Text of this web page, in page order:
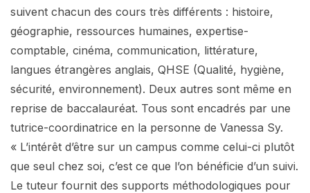
suivent chacun des cours très différents : histoire,
géographie, ressources humaines, expertise-
comptable, cinéma, communication, littérature,
langues étrangères anglais, QHSE (Qualité, hygiène,
sécurité, environnement). Deux autres sont même en
reprise de baccalauréat. Tous sont encadrés par une
tutrice-coordinatrice en la personne de Vanessa Sy.
« L’intérêt d’être sur un campus comme celui-ci plutôt
que seul chez soi, c’est ce que l’on bénéficie d’un suivi.
Le tuteur fournit des supports méthodologiques pour